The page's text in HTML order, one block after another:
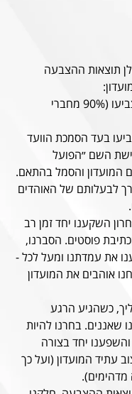
תוצאות ההצבעה
659 איש ואשה הצביעו (90% מחברי
הצביעו בעד הסמכת הוועד
השם ״הפועל
המועדון והסמל בהתאם.
לבעלותם של האוהדים
השקענו יחד זמן רב
פוסטים. הסברנו,
את עמדתנו ומעל לכל -
אוהבים את המועדון
כשהגיע הרגע
שאננים. בחרנו להיות
יחד בצורה
עתיד המועדון (ועל כך
מדהימים).